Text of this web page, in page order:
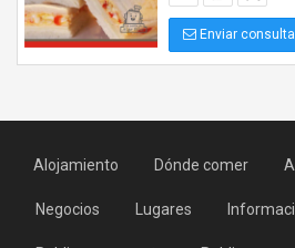
Enviar consulta
Alojamiento Dónde comer
Negocios Lugares